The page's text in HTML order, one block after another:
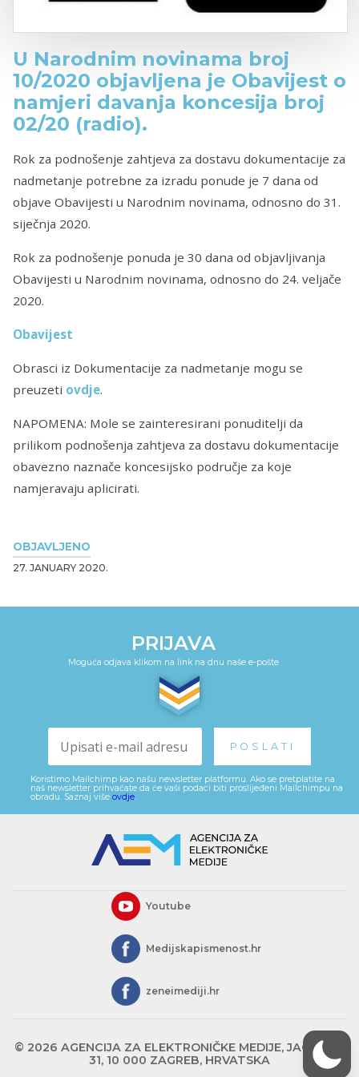
OBJAVLJENO
27. JANUARY 2020.
U Narodnim novinama broj
10/2020 objavljena je Obavijest o
namjeri davanja koncesija broj
02/20 (radio).
Rok za podnošenje zahtjeva za dostavu dokumentacije za
nadmetanje potrebne za izradu ponude je 7 dana od
objave Obavijesti u Narodnim novinama, odnosno do ‎31.
‎siječnja‎ ‎2020‎.
Rok za podnošenje ponuda je 30 dana od objavljivanja
Obavijesti u Narodnim novinama, odnosno do ‎24. ‎veljače
‎2020‎.
Obavijest
Obrasci iz Dokumentacije za nadmetanje mogu se
preuzeti ovdje.
NAPOMENA: Mole se zainteresirani ponuditelji da
prilikom podnošenja zahtjeva za dostavu dokumentacije
obavezno naznače koncesijsko područje za koje
namjeravaju aplicirati.
PRIJAVA
Moguća odjava klikom na link na dnu naše e-pošte
Koristimo Mailchimp kao našu newsletter platformu. Ako se pretplatite na
naš newsletter prihvaćate da će vaši podaci biti proslijeđeni Mailchimpu na
obradu. Saznaj više ovdje.
Youtube
Medijskapismenost.hr
zeneimediji.hr
© 2026 AGENCIJA ZA ELEKTRONIČKE MEDIJE, JAGIĆEVA
31, 10 000 ZAGREB, HRVATSKA